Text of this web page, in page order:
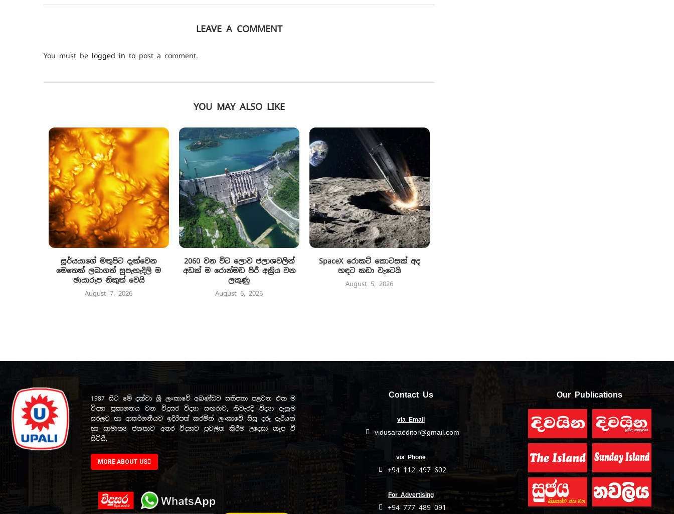
LEAVE A COMMENT
You must be logged in to post a comment.
YOU MAY ALSO LIKE
සූර්යයාගේ මතුපිට දැක්වෙන
මෙතෙක් ලබාගත් සුපැහැදිලි ම
ඡායාරූප නිකුත් වෙයි
August 7, 2026
2060 වන විට ලොව ජලාශවලින්
අඩක් ම රොන්මඩ පිරී අක්‍රිය වන
ලකුණු
August 6, 2026
SpaceX රොකට් කොටසක් අද
හඳට කඩා වැටෙයි
August 5, 2026
1987 සිට මේ දක්වා ශ්‍රී ලංකාවේ අඛණ්ඩව සතිපතා පළවන එක ම
විද්‍යා ප්‍රකාශනය වන විදුසර විද්‍යා සඟරාව, නිවැරදි විද්‍යා දැනුම
සරලව හා ආකර්ශනීයව ඉදිරිපත් කරමින් ලංකාවේ සිසු දරු දැරියන්
හා සාමාන්‍ය ජනතාව අතර විද්‍යාව ප්‍රචලිත කිරීම උදෙසා කැප වී
සිටියි.
MORE ABOUT US
Contact Us
via Email
vidusaraeditor@gmail.com
via Phone
+94 112 497 602
For Advertising
+94 777 489 091
Our Publications